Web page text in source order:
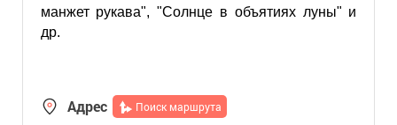
манжет рукава", "Солнце в объятиях луны" и
др.
Адрес Поиск маршрута